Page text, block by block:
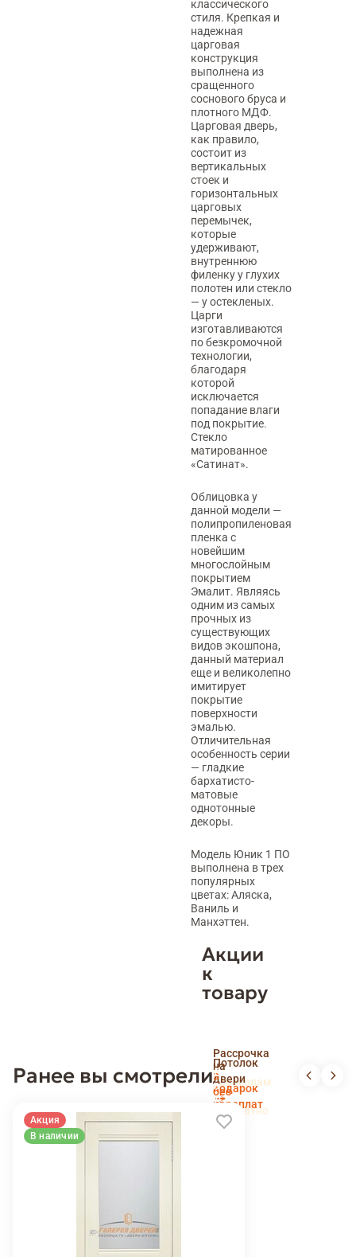
классического
стиля. Крепкая и
надежная
царговая
конструкция
выполнена из
сращенного
соснового бруса и
плотного МДФ.
Царговая дверь,
как правило,
состоит из
вертикальных
стоек и
горизонтальных
царговых
перемычек,
которые
удерживают,
внутреннюю
филенку у глухих
полотен или стекло
— у остекленых.
Царги
изготавливаются
по безкромочной
технологии,
благодаря
которой
исключается
попадание влаги
под покрытие.
Стекло
матированное
«Сатинат».
Облицовка у
данной модели —
полипропиленовая
пленка с
новейшим
многослойным
покрытием
Эмалит. Являясь
одним из самых
прочных из
существующих
видов экошпона,
данный материал
еще и великолепно
имитирует
покрытие
поверхности
эмалью.
Отличительная
особенность серии
— гладкие
бархатисто-
матовые
однотонные
декоры.
Модель Юник 1 ПО
выполнена в трех
популярных
цветах: Аляска,
Ваниль и
Манхэттен.
Акции
к
товару
пенсионерам
и
новоселам
Рассрочка
на
двери
без
переплат
Потолок
в
подарок
Доставка
и
установка
беслпатно
Ранее вы смотрели
Акция
В наличии